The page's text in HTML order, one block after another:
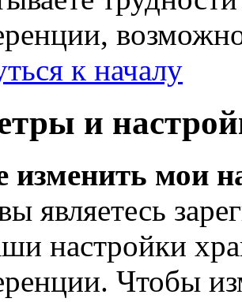
к началу
и
изменить мои
являетесь
настройки
Чтобы